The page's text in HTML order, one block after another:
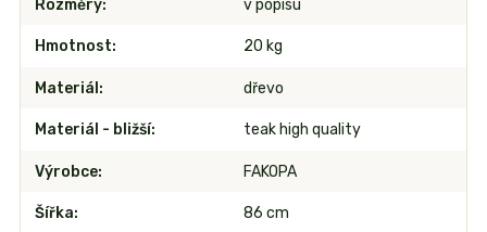
Rozměry v popisu
Hmotnost 20 kg
Materiál dřevo
Materiál - bližší teak high quality
Výrobce FAKOPA
Šířka 86 cm